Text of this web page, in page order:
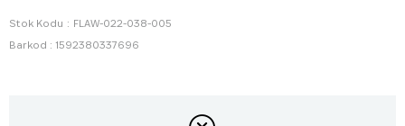
Stok Kodu
FLAW-022-038-005
Barkod : 1592380337696